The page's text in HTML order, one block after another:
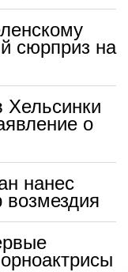
сюрприз на
о
нанес
возмездия